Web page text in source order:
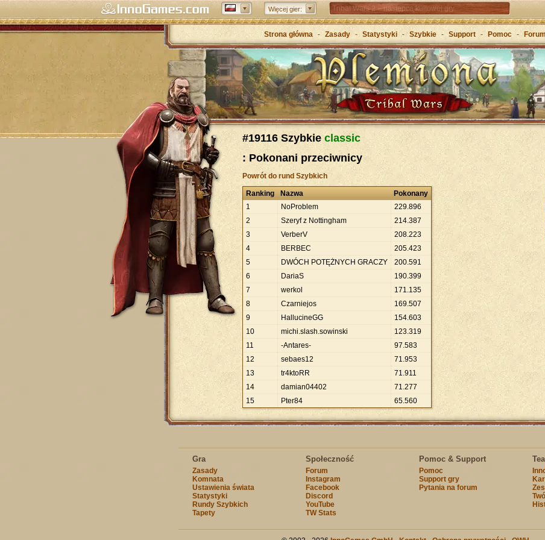
Więcej gier: Tribal Wars 2 – następca kultowej gry
Forge of Empires – Strategia o epokach cywilizacji
Grepolis – Wznieś imperium w antycznej Grecji
Strona główna - Zasady - Statystyki - Szybkie - Support - Pomoc - Forum
#19116 Szybkieclassic
: Pokonani przeciwnicy
Powrót do rund Szybkich
Ranking Nazwa
Pokonany
1
NoProblem 229.896
2
Szeryf z Nottingham 214.387
3
VerberV 208.223
4
BERBEC 205.423
5
DWÓCH POTĘŻNYCH GRACZY 200.591
6
DariaS 190.399
7
werkol 171.135
8
Czarniejos 169.507
9
HallucineGG 154.603
10
michi.slash.sowinski 123.319
11
-Antares- 97.583
12
sebaes12 71.953
13
tr4ktoRR 71.911
14
damian04402 71.277
15
Pter84 65.560
Gra
Zasady
Komnata
Ustawienia świata
Statystyki
Rundy Szybkich
Tapety
Społeczność
Forum
Instagram
Facebook
Discord
YouTube
TW Stats
Pomoc & Support
Pomoc
Support gry
Pytania na forum